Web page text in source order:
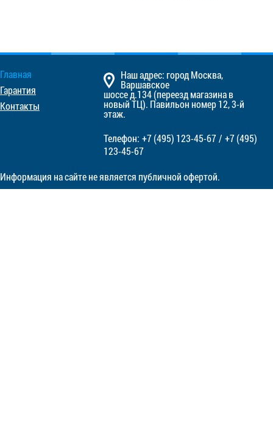
Главная
Гарантия
Контакты
Наш адрес: город Москва,
Варшавское
шоссе д.134 (переезд магазина в
новый ТЦ). Павильон номер 12, 3-й
этаж.
Телефон: +7 (495) 123-45-67/ +7 (495)
123-45-67
Информация на сайте не является публичной офертой.